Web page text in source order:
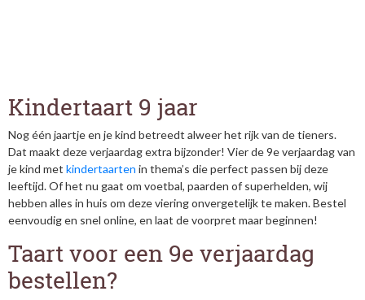
Kindertaart 9 jaar
Nog één jaartje en je kind betreedt alweer het rijk van de tieners.
Dat maakt deze verjaardag extra bijzonder! Vier de 9e verjaardag van
je kind met kindertaarten in thema’s die perfect passen bij deze
leeftijd. Of het nu gaat om voetbal, paarden of superhelden, wij
hebben alles in huis om deze viering onvergetelijk te maken. Bestel
eenvoudig en snel online, en laat de voorpret maar beginnen!
Taart voor een 9e verjaardag
bestellen?